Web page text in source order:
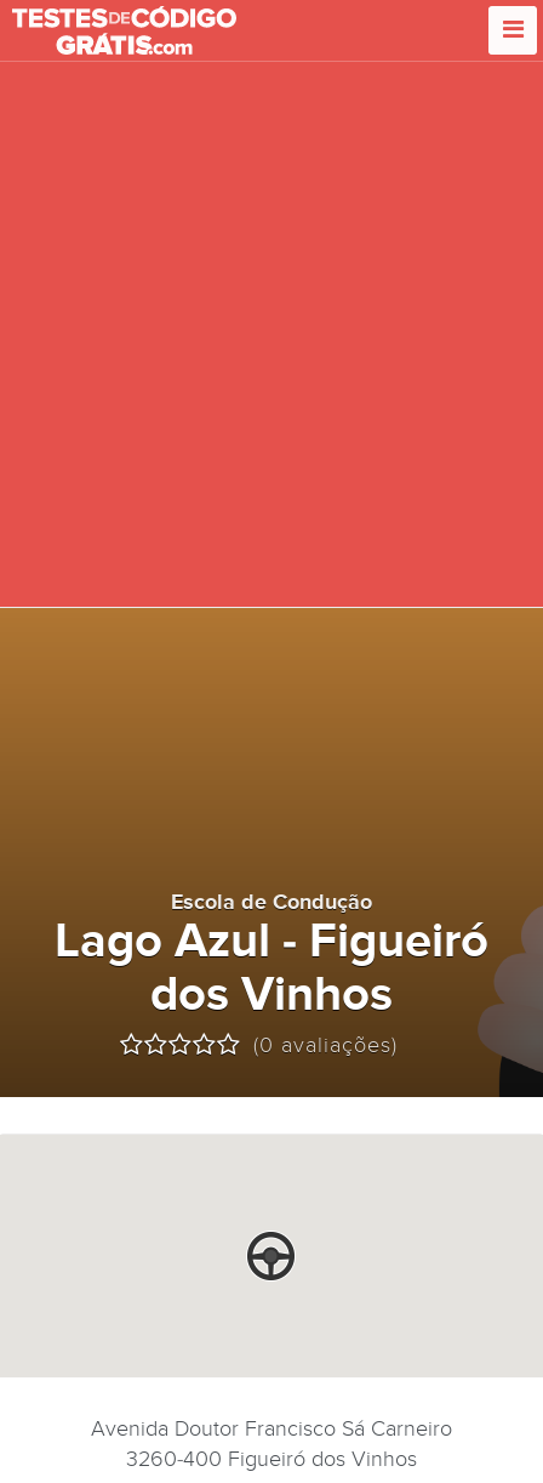
Escola de Condução
Lago Azul - Figueiró
dos Vinhos
(0 avaliações)
Avenida Doutor Francisco Sá Carneiro
3260-400 Figueiró dos Vinhos